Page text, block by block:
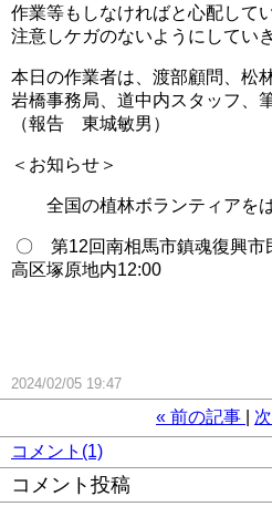
作業等もしなければと心配して
注意しケガのないようにしてい
本日の作業者は、渡部顧問、松
岩橋事務局、道中内スタッ
（報告 東城敏男）
＜お知らせ＞
全国の植林ボランティアを
〇 第12回南相馬市鎮魂復興市
高区塚原地内12:00
2024/02/05 19:47
« 前の記事
コメント(1)
コメント投稿